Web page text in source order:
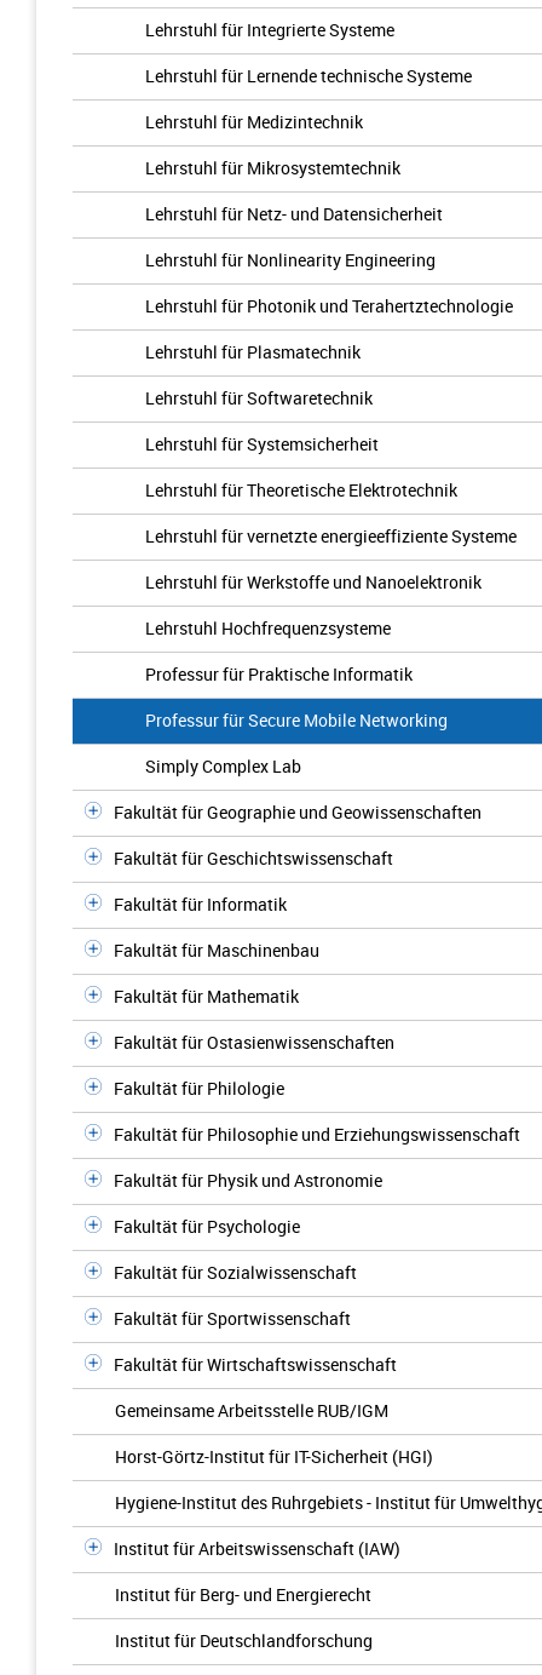
Lehrstuhl für Integrierte Systeme
Lehrstuhl für Lernende technische Systeme
Lehrstuhl für Medizintechnik
Lehrstuhl für Mikrosystemtechnik
Lehrstuhl für Netz- und Datensicherheit
Lehrstuhl für Nonlinearity Engineering
Lehrstuhl für Photonik und Terahertztechnologie
Lehrstuhl für Plasmatechnik
Lehrstuhl für Softwaretechnik
Lehrstuhl für Systemsicherheit
Lehrstuhl für Theoretische Elektrotechnik
Lehrstuhl für vernetzte energieeffiziente Systeme
Lehrstuhl für Werkstoffe und Nanoelektronik
Lehrstuhl Hochfrequenzsysteme
Professur für Praktische Informatik
Professur für Secure Mobile Networking
Simply Complex Lab
Fakultät für Geographie und Geowissenschaften
Fakultät für Geschichtswissenschaft
Fakultät für Informatik
Fakultät für Maschinenbau
Fakultät für Mathematik
Fakultät für Ostasienwissenschaften
Fakultät für Philologie
Fakultät für Philosophie und Erziehungswissenschaft
Fakultät für Physik und Astronomie
Fakultät für Psychologie
Fakultät für Sozialwissenschaft
Fakultät für Sportwissenschaft
Fakultät für Wirtschaftswissenschaft
Gemeinsame Arbeitsstelle RUB/IGM
Horst-Görtz-Institut für IT-Sicherheit (HGI)
Hygiene-Institut des Ruhrgebiets - Institut für
Institut für Arbeitswissenschaft (IAW)
Institut für Berg- und Energierecht
Institut für Deutschlandforschung